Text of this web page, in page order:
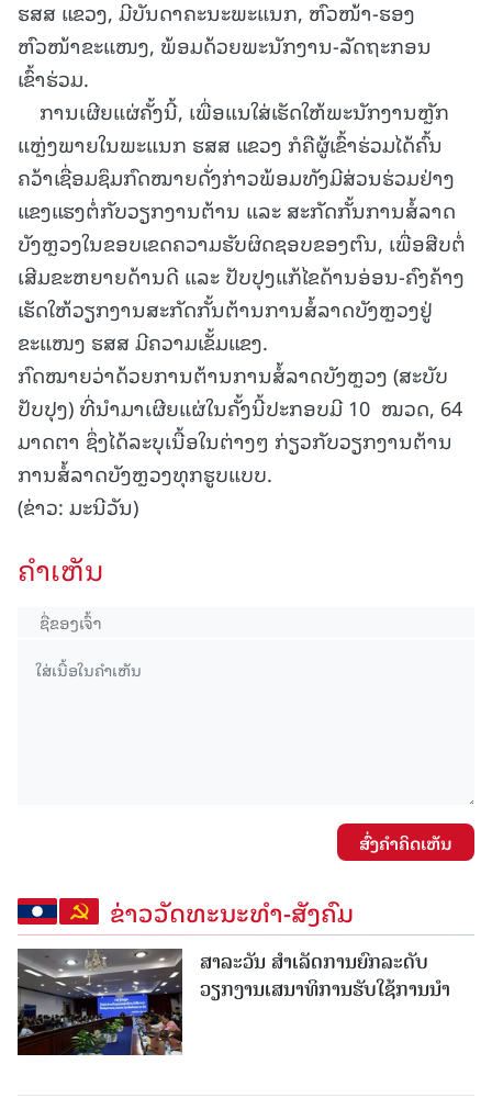
ຮສສ ແຂວງ, ມີບັນດາຄະນະພະແນກ, ຫົວໜ້າ-ຮອງ
ຫົວໜ້າຂະແໜງ, ພ້ອມດ້ວຍພະນັກງານ-ລັດຖະກອນ
ເຂົ້າຮ່ວມ.
ການເຜີຍແຜ່ຄັ້ງນີ້, ເພື່ອແນໃສ່ເຮັດໃຫ້ພະນັກງານຫຼັກ
ແຫຼ່ງພາຍໃນພະແນກ ຮສສ ແຂວງ ກໍຄືຜູ້ເຂົ້າຮ່ວມໄດ້ຄົ້ນ
ຄວ້າເຊື່ອມຊຶມກົດໝາຍດັ່ງກ່າວພ້ອມທັງມີສ່ວນຮ່ວມຢ່າງ
ແຂງແຮງຕໍ່ກັບວຽກງານຕ້ານ ແລະ ສະກັດກັ້ນການສໍ້ລາດ
ບັງຫຼວງໃນຂອບເຂດຄວາມຮັບຜິດຊອບຂອງຕົນ, ເພື່ອສືບຕໍ່
ເສີມຂະຫຍາຍດ້ານດີ ແລະ ປັບປຸງແກ້ໄຂດ້ານອ່ອນ-ຄົງຄ້າງ
ເຮັດໃຫ້ວຽກງານສະກັດກັ້ນຕ້ານການສໍ້ລາດບັງຫຼວງຢູ່
ຂະແໜງ ຮສສ ມີຄວາມເຂັ້ມແຂງ.
ກົດໝາຍວ່າດ້ວຍການຕ້ານການສໍ້ລາດບັງຫຼວງ (ສະບັບ
ປັບປຸງ) ທີ່ນໍາມາເຜີຍແຜ່ໃນຄັ້ງນີ້ປະກອບມີ 10 ໝວດ, 64
ມາດຕາ ຊຶ່ງໄດ້ລະບຸເນື້ອໃນຕ່າງໆ ກ່ຽວກັບວຽກງານຕ້ານ
ການສໍ້ລາດບັງຫຼວງທຸກຮູບແບບ.
(ຂ່າວ: ມະນີວັນ)
ຄໍາເຫັນ
ສົ່ງຄໍາຄິດເຫັນ
ຂ່າວວັດທະນະທຳ-ສັງຄົມ
ສາລະວັນ ສໍາເລັດການຍົກລະດັບ
ວຽກງານເສນາທິການຮັບໃຊ້ການນໍາ